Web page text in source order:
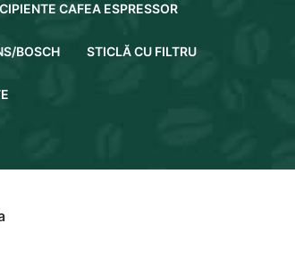
CAFEA ESPRESSOR
BOSCH STICLĂ CU FILTRU